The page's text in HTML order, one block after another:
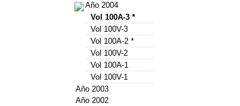
Año 2004
Vol 100A-3 *
Vol 100V-3
Vol 100A-2 *
Vol 100V-2
Vol 100A-1
Vol 100V-1
Año 2003
Año 2002